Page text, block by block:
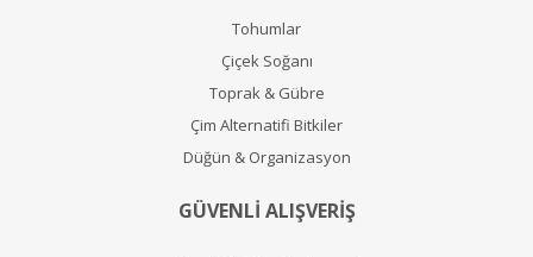
Tohumlar
Çiçek Soğanı
Toprak & Gübre
Çim Alternatifi Bitkiler
Düğün & Organizasyon
GÜVENLİ ALIŞVERİŞ